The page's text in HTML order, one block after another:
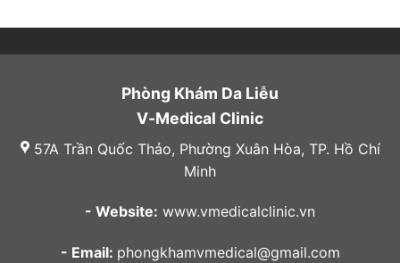
Phòng Khám Da Liễu
V-Medical Clinic
57A Trần Quốc Thảo, Phường Xuân Hòa, TP. Hồ Chí
Minh
- Website: www.vmedicalclinic.vn
- Email: phongkhamvmedical@gmail.com